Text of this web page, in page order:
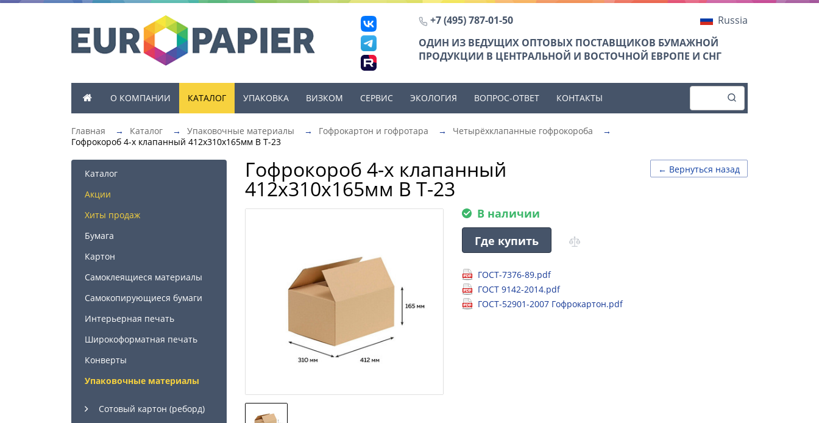
+7 (495) 787-01-50
Russia
ОДИН ИЗ ВЕДУЩИХ ОПТОВЫХ ПОСТАВЩИКОВ БУМАЖНОЙ
ПРОДУКЦИИ В ЦЕНТРАЛЬНОЙ И ВОСТОЧНОЙ ЕВРОПЕ И СНГ
О КОМПАНИИ КАТАЛОГ УПАКОВКА ВИЗКОМ СЕРВИС ЭКОЛОГИЯ ВОПРОС-ОТВЕТ КОНТАКТЫ
Главная → Каталог → Упаковочные материалы → Гофрокартон и гофротара → Четырёхклапанные гофрокороба
→
Гофрокороб 4-х клапанный 412х310х165мм В Т-23
Каталог
Акции
Хиты продаж
Бумага
Картон
Самоклеящиеся материалы
Самокопирующиеся бумаги
Интерьерная печать
Широкоформатная печать
Конверты
Упаковочные материалы
Сотовый картон (реборд)
← Вернуться назад
Гофрокороб 4-х клапанный
412х310х165мм В Т-23
В наличии
Где купить
ГОСТ-7376-89.pdf
ГОСТ 9142-2014.pdf
ГОСТ-52901-2007 Гофрокартон.pdf